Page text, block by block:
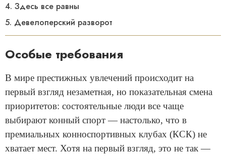
4. Здесь все равны
5. Девелоперский разворот
Особые требования
В мире престижных увлечений происходит на
первый взгляд незаметная, но показательная смена
приоритетов: состоятельные люди все чаще
выбирают конный спорт — настолько, что в
премиальных конноспортивных клубах (КСК) не
хватает мест. Хотя на первый взгляд, это не так —